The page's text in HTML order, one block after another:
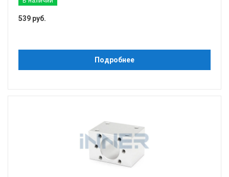
539 руб.
Подробнее